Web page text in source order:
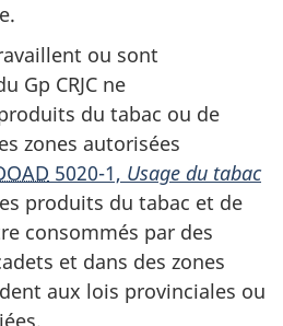
ou sont
Gp CRJC ne
du tabac ou de
zones autorisées
5020-1, Usage du tabac
produits du tabac et de
consommés par des
et dans des zones
aux lois provinciales ou